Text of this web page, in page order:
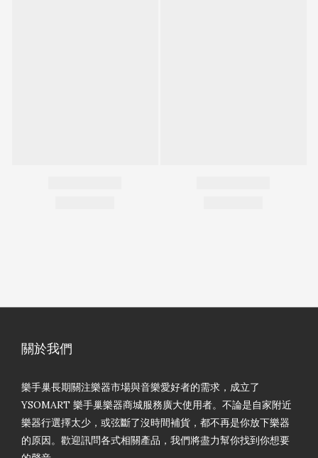
關於我們
樂手巢長期關注樂器市場與音樂愛好者的需求，成立了
YSOMART 樂手巢樂器商城服務廣大使用者。不論是自家附近
樂器行選擇太少，或弦斷了沒時間補貨，都不再是你放下樂器
的原因。歡迎訊問各式相關產品，我們將盡力幫你找到你想要